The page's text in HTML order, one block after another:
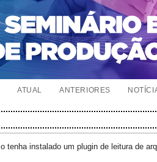
ATUAL ANTERIORES
tenha instalado um plugin de leitura de